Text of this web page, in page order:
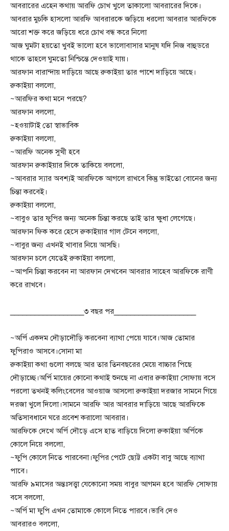
আবরারের এহেন কথায় আরফি চোখ খুলে তাকালো আবরারের দিকে।
আবরার মুচকি হাসলো আরফি আবরারকে জড়িয়ে ধরলো আবরার আরফিকে
আরো শক্ত করে জড়িয়ে ধরে চোখ বন্ধ করে নিলো
আজ ঘুমটা হয়তো খুবই ভালো হবে ভালোবাসার মানুষ যদি নিজ বাহুডরে
থাকে তাহলে ঘুমতো নিশ্চিন্তে দেওয়াই যায়।
আরফান বারান্দায় দাড়িয়ে আছে রুকাইয়া তার পাশে দাড়িয়ে আছে।
রুকাইয়া বললো,
~আরফির কথা মনে পরছে?
আরফান বললো,
~হওয়াটাই তো স্বাভাবিক
রুকাইয়া বললো,
~আরফি অনেক সুখী হবে
আরফান রুকাইয়ার দিকে তাকিয়ে বললো,
~আবরার স্যার অবশ্যই আরফিকে আগলে রাখবে কিন্তু ভাইতো বোনের জন্য
চিন্তা করবেই।
রুকাইয়া বললো,
~বাবুও তার ফুপির জন্য অনেক চিন্তা করছে তাই তার ক্ষুধা লেগেছে।
আরফান ফিক করে হেসে রুকাইয়ার গাল টেনে বললো,
~বাবুর জন্য এখনই খাবার নিয়ে আসছি।
আরফান চলে যেতেই রুকাইয়া বললো,
~আপনি চিন্তা করবেন না আরফান দেখবেন আবরার সাহেব আরফিকে রাণী
করে রাখবে।
__________________৩ বছর পর____________________
~অর্পি একদম দৌড়াদৌড়ি করবেনা ব্যাথা পেয়ে যাবে।আজ তোমার
ফুপিরাও আসবে।সোনা মা
রুকাইয়া কথা গুলো বলছে আর তার তিনবছরের মেয়ে বাচ্চার পিছে
দৌড়াচ্ছে।অর্পি মায়ের কোনো কথাই শুনছে না এবার রুকাইয়া সোফায় বসে
পরলো তখনই কলিংবেলের আওয়াজ আসলো রুকাইয়া দরজার সামনে গিয়ে
দরজা খুলে দিলো।সামনে আরফি আর আবরার দাড়িয়ে আছে আরফিকে
অতিসাবধানে ঘরে প্রবেশ করালো আবরার।
আরফিকে দেখে অর্পি দৌড়ে এসে হাত বাড়িয়ে দিলো রুকাইয়া অর্পিকে
কোলে নিয়ে বললো,
~ফুপি কোলে নিতে পারবেনা।ফুপির পেটে ছোট্ট একটা বাবু আছে ব্যাথা
পাবে।
আরফি ৯মাসের অন্তঃসত্ত্বা যেকোনো সময় বাবুর আগমন হবে আরফি সোফায়
বসে বললো,
~অর্পি মা ফুপি এখন তোমাকে কোলে নিতে পারবে।ভাবি দেও
আবরারও বললো,